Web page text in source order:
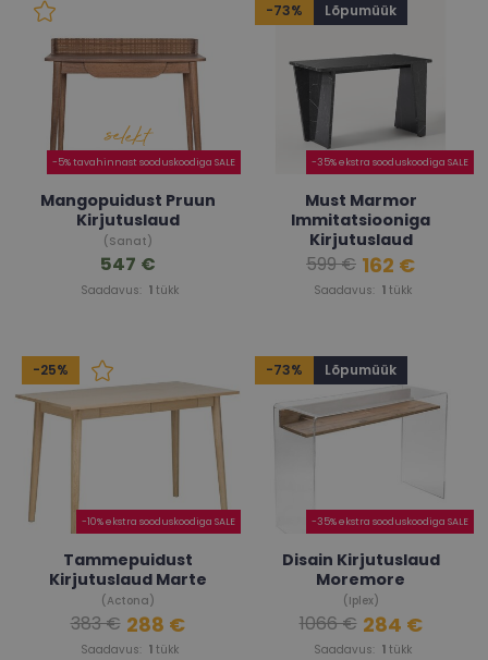
-5% tavahinnast sooduskoodiga SALE
Mangopuidust Pruun
Kirjutuslaud
(Sanat)
Saadavus: 1tükk
547 €
-73% Lõpumüük
-35% ekstra sooduskoodiga SALE
Must Marmor
Immitatsiooniga
Kirjutuslaud
(Liam)
Saadavus:
1tükk
599 € 162 €
-25%
-10% ekstra sooduskoodiga SALE
Tammepuidust
Kirjutuslaud Marte
(Actona)
Saadavus: 1tükk
383 € 288 €
-73% Lõpumüük
-35% ekstra sooduskoodiga SALE
Disain Kirjutuslaud
Moremore
(Iplex)
Saadavus: 1tükk
1066 € 284 €